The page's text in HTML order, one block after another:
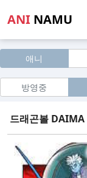
ANI NAMU
애니
방영중
드래곤볼 DAIMA